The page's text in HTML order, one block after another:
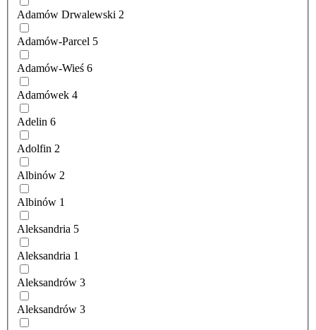
Adamów Drwalewski 2
Adamów-Parcel 5
Adamów-Wieś 6
Adamówek 4
Adelin 6
Adolfin 2
Albinów 2
Albinów 1
Aleksandria 5
Aleksandria 1
Aleksandrów 3
Aleksandrów 3